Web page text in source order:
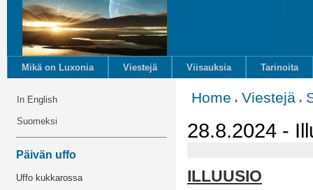
Mikä on Luxonia Viestejä Viisauksia Tarinoita
In English
Suomeksi
Päivän uffo
Uffo kukkarossa
Home Viestejä
28.8.2024 -
ILLUUSIO